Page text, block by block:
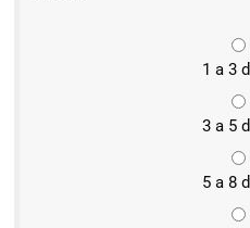
1 a 3
3 a 5
5 a 8